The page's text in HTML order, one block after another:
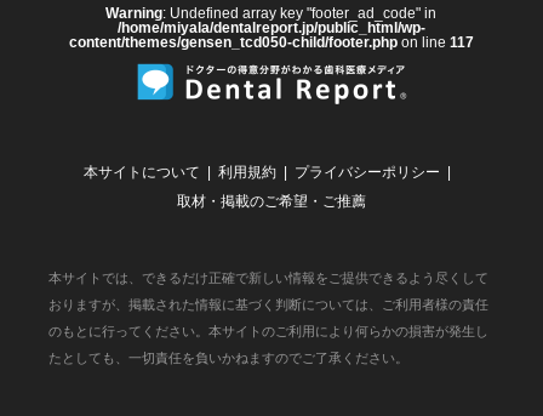
Warning: Undefined array key "footer_ad_code" in
/home/miyala/dentalreport.jp/public_html/wp-
content/themes/gensen_tcd050-child/footer.php on line 117
本サイトについて 利用規約
プライバシーポリシー
取材・掲載のご希望・ご推薦
本サイトでは、できるだけ正確で新しい情報をご提供できるよう尽くして
おりますが、掲載された情報に基づく判断については、ご利用者様の責任
のもとに行ってください。本サイトのご利用により何らかの損害が発生し
たとしても、一切責任を負いかねますのでご了承ください。